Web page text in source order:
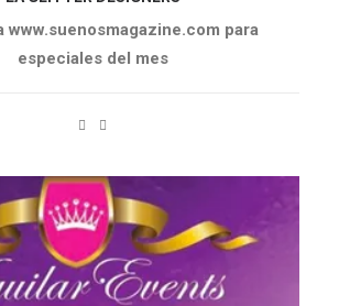
www.suenosmagazine.com para
especiales del mes